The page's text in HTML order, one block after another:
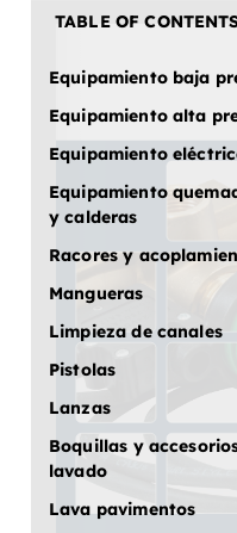
TABLE OF
Equipamiento baja
Equipamiento alta
Equipamiento
Equipamiento
y calderas
Racores y
Mangueras
Limpieza de canales
Pistolas
Lanzas
Boquillas y
lavado
Lava pavimentos